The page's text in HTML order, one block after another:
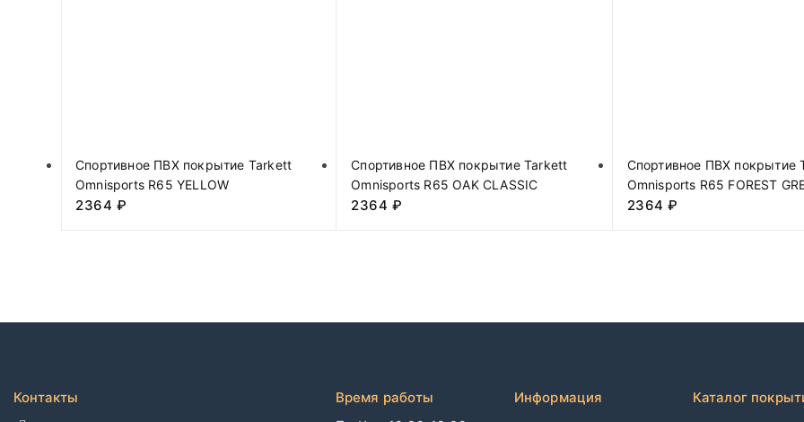
Спортивное ПВХ покрытие Tarkett
Omnisports R65 YELLOW
2364 ₽
Спортивное ПВХ покрытие Tarkett
Omnisports R65 OAK CLASSIC
2364 ₽
Спортивное ПВХ покрытие
Omnisports R65 FOREST
2364 ₽
Контакты Время работы Информация Каталог